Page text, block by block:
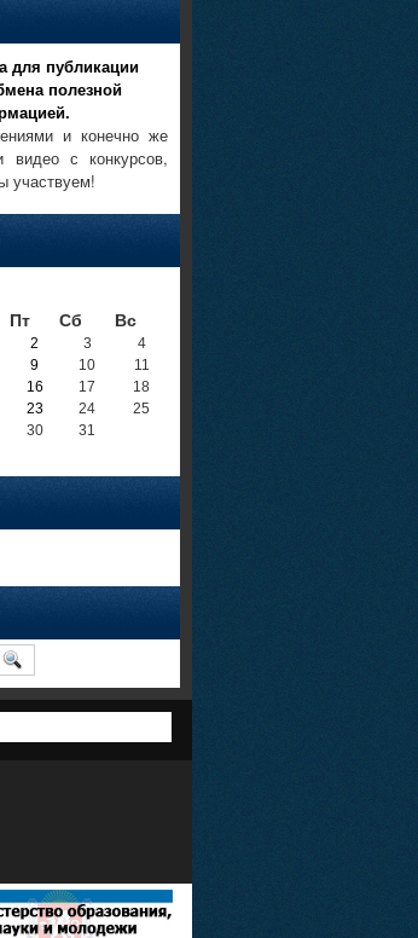
для публикации
полезной
и конечно же
видео с конкурсов,
участвуем!
Пт Сб Вс
2 3
4
9 10
11
16 17
18
23 24
25
30 31